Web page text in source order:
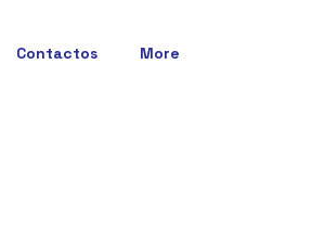
Contactos More